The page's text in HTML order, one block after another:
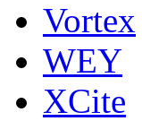
Vortex
WEY
XCite